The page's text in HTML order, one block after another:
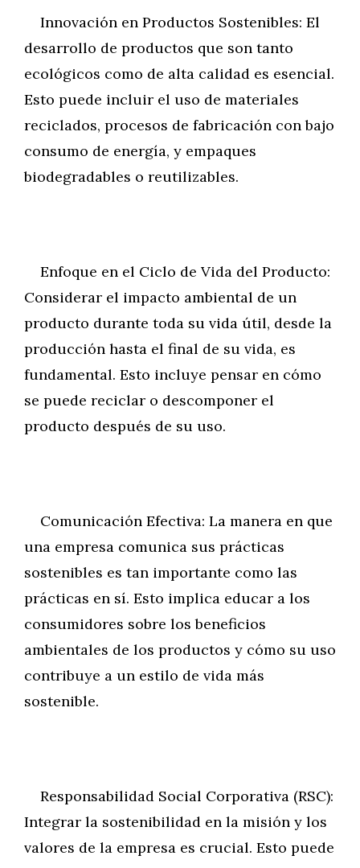
Innovación en Productos Sostenibles: El
desarrollo de productos que son tanto
ecológicos como de alta calidad es esencial.
Esto puede incluir el uso de materiales
reciclados, procesos de fabricación con bajo
consumo de energía, y empaques
biodegradables o reutilizables.
Enfoque en el Ciclo de Vida del Producto:
Considerar el impacto ambiental de un
producto durante toda su vida útil, desde la
producción hasta el final de su vida, es
fundamental. Esto incluye pensar en cómo
se puede reciclar o descomponer el
producto después de su uso.
Comunicación Efectiva: La manera en que
una empresa comunica sus prácticas
sostenibles es tan importante como las
prácticas en sí. Esto implica educar a los
consumidores sobre los beneficios
ambientales de los productos y cómo su uso
contribuye a un estilo de vida más
sostenible.
Responsabilidad Social Corporativa (RSC):
Integrar la sostenibilidad en la misión y los
valores de la empresa es crucial. Esto puede